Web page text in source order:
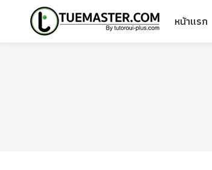
หน้าแรก
หน้าแรก